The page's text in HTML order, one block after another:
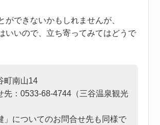
ができないかもしれませんが、
いいので、立ち寄ってみてはどうで
町南山14
先：0533-68-4744（三谷温泉観光
についてのお問合せ先も同様で